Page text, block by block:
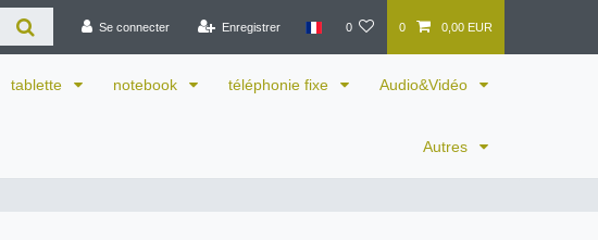
Se connecter Enregistrer 0 0 0,00 EUR
tablette notebook téléphonie fixe Audio&Vidéo
Autres